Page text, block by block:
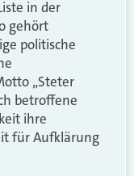
in der
gehört
politische
„Steter
betroffene
ihre
für Aufklärung